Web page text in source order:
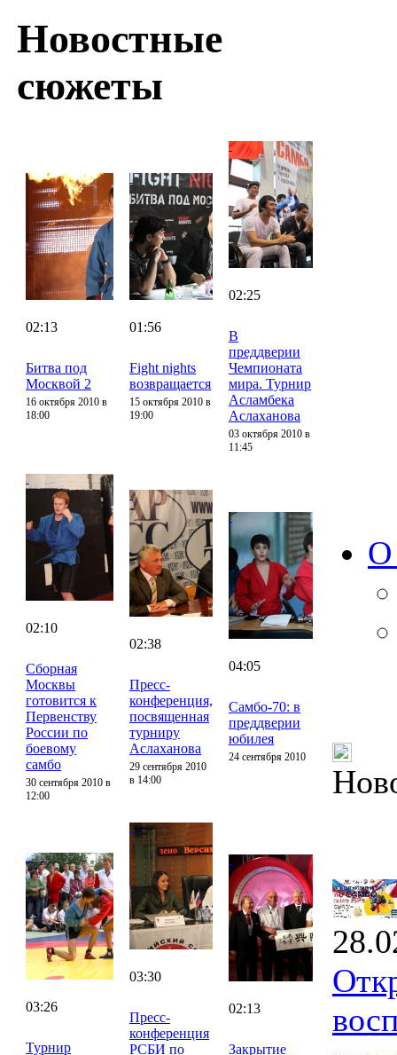
Новостные
сюжеты
02:13
Битва под
Москвой 2
16 октября 2010 в
18:00
01:56
Fight nights
возвращается
15 октября 2010 в
19:00
02:25
В
преддверии
Чемпионата
мира. Турнир
Асламбека
Аслаханова
03 октября 2010 в
11:45
02:10
Сборная
Москвы
готовится к
Первенству
России по
боевому
самбо
30 сентября 2010 в
12:00
02:38
Пресс-
конференция,
посвященная
турниру
Аслаханова
29 сентября 2010
в 14:00
04:05
Самбо-70: в
преддверии
юбилея
24 сентября 2010
03:26
Турнир
03:30
Пресс-
конференция
РСБИ по
02:13
Закрытие
О